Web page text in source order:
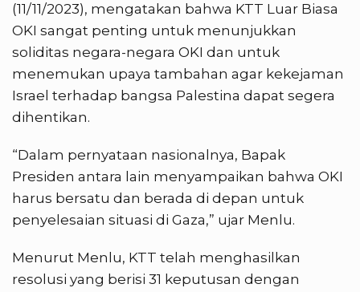
(11/11/2023), mengatakan bahwa KTT Luar Biasa
OKI sangat penting untuk menunjukkan
soliditas negara-negara OKI dan untuk
menemukan upaya tambahan agar kekejaman
Israel terhadap bangsa Palestina dapat segera
dihentikan.
“Dalam pernyataan nasionalnya, Bapak
Presiden antara lain menyampaikan bahwa OKI
harus bersatu dan berada di depan untuk
penyelesaian situasi di Gaza,” ujar Menlu.
Menurut Menlu, KTT telah menghasilkan
resolusi yang berisi 31 keputusan dengan